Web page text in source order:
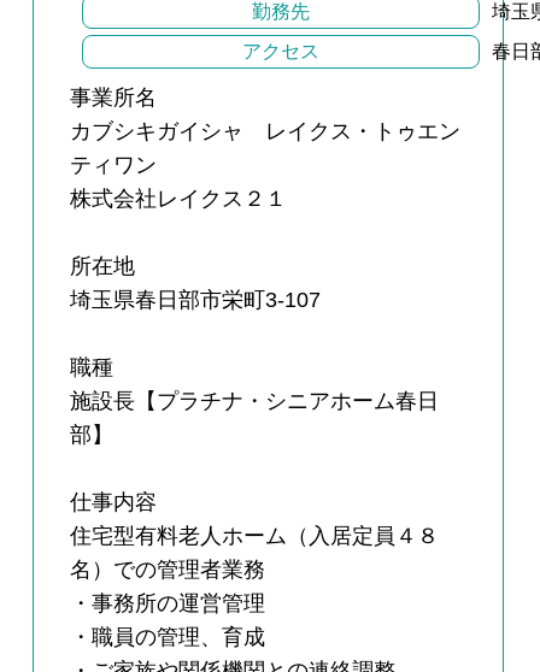
勤務先
埼玉
アクセス
春日
事業所名
カブシキガイシャ レイクス・トゥエン
ティワン
株式会社レイクス２１
所在地
埼玉県春日部市栄町3-107
職種
施設長【プラチナ・シニアホーム春日
部】
仕事内容
住宅型有料老人ホーム（入居定員４８
名）での管理者業務
・事務所の運営管理
・職員の管理、育成